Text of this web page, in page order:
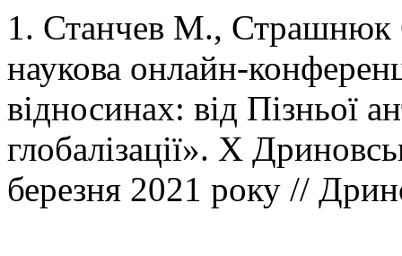
1. Станчев М.,
наукова онлайн-
відносинах: від Пізньої
глобалізації». X
березня 2021 року //